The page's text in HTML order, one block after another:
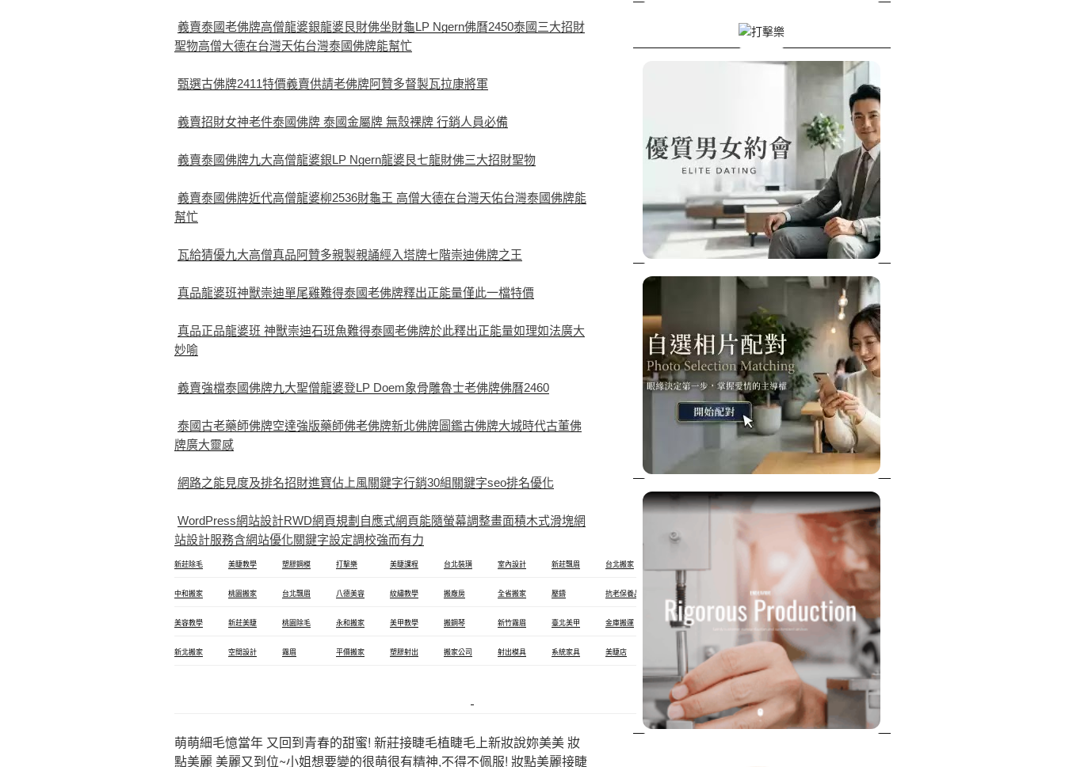
義賣泰國老佛牌高僧龍婆銀龍婆艮財佛坐財龜LP Ngern佛曆2450泰國三大招財
聖物高僧大德在台灣天佑台灣泰國佛牌能幫忙
甄選古佛牌2411特價義賣供請老佛牌阿贊多督製瓦拉康將軍
義賣招財女神老件泰國佛牌 泰國金屬牌 無殼裸牌 行銷人員必備
義賣泰國佛牌九大高僧龍婆銀LP Ngern龍婆艮七龍財佛三大招財聖物
義賣泰國佛牌近代高僧龍婆柳2536財龜王 高僧大德在台灣天佑台灣泰國佛牌能
幫忙
瓦給猜優九大高僧真品阿贊多親製親誦經入塔牌七階崇迪佛牌之王
真品龍婆班神獸崇迪單尾雞難得泰國老佛牌釋出正能量僅此一檔特價
真品正品龍婆班 神獸崇迪石班魚難得泰國老佛牌於此釋出正能量如理如法廣大
妙喻
義賣強檔泰國佛牌九大聖僧龍婆登LP Doem象骨雕魯士老佛牌佛曆2460
泰國古老藥師佛牌空達強版藥師佛老佛牌新北佛牌圖鑑古佛牌大城時代古董佛
牌廣大靈感
網路之能見度及排名招財進寶佔上風關鍵字行銷30組關鍵字seo排名優化
WordPress網站設計RWD網頁規劃自應式網頁能隨螢幕調整畫面積木式滑塊網
站設計服務含網站優化關鍵字設定調校強而有力
新莊除毛 美睫教學 塑膠鋼模 打擊樂 美睫課程 台北裝璜 室內設計 新莊飄眉 台北搬家
中和搬家 桃園搬家 台北飄眉 八德美容 紋繡教學 搬廠房 全省搬家 壓鑄 抗老保養品 清粉刺
美容教學 新莊美睫 桃園除毛 永和搬家 美甲教學 搬鋼琴 新竹霧眉 臺北美甲 金庫搬運 板橋搬家 美甲教學
新北搬家 空間設計 霧眉 平價搬家 塑膠射出 搬家公司 射出模具 系統家具 美睫店 塑膠模具
萌萌細毛憶當年 又回到青春的甜蜜! 新莊接睫毛植睫毛上新妝說妳美美 妝
點美麗 美麗又到位~小姐想要變的很萌很有精神,不得不佩服! 妝點美麗接睫